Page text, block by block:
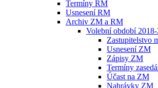
Termíny RM
Usnesení RM
Archiv ZM a RM
Volební období
Zastupitelstvo
Usnesení ZM
Zápisy ZM
Termíny
Účast na ZM
Nahrávky ZM